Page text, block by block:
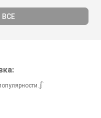
ВСЕ